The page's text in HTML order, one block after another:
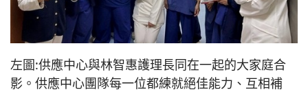
左圖:供應中心與林智惠護理長同在一起的大家庭合
影。供應中心團隊每一位都練就絕佳能力、互相補